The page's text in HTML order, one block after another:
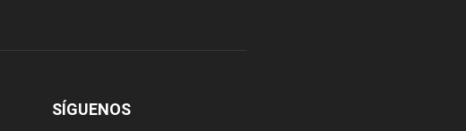
SÍGUENOS